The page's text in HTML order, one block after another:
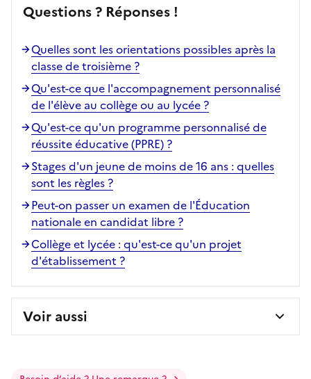
Questions ? Réponses !
Quelles sont les orientations possibles après la
classe de troisième ?
Qu'est-ce que l'accompagnement personnalisé
de l'élève au collège ou au lycée ?
Qu'est-ce qu'un programme personnalisé de
réussite éducative (PPRE) ?
Stages d'un jeune de moins de 16 ans : quelles
sont les règles ?
Peut-on passer un examen de l'Éducation
nationale en candidat libre ?
Collège et lycée : qu'est-ce qu'un projet
d'établissement ?
Voir aussi